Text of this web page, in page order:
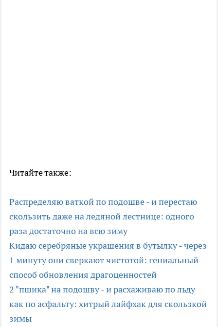
Читайте также:
Распределяю ваткой по подошве - и перестаю
скользить даже на ледяной лестнице: одного
раза достаточно на всю зиму
Кидаю серебряные украшения в бутылку - через
1 минуту они сверкают чистотой: гениальный
способ обновления драгоценностей
2 "пшика" на подошву - и расхаживаю по льду
как по асфальту: хитрый лайфхак для скользкой
зимы